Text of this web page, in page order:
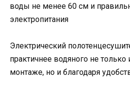
воды не менее 60 см и
электропитания
Электрический
практичнее водяного не только
монтаже, но и благодаря